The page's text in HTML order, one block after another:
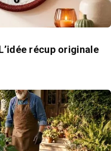
récup originale